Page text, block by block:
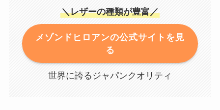
＼レザーの種類が豊富／
メゾンドヒロアンの公式サイトを見
る
世界に誇るジャパンクオリティ